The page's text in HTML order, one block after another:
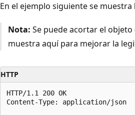
En el ejemplo siguiente se muestra
Nota: Se puede acortar el
muestra aquí para mejorar la
HTTP
HTTP/1.1 200 OK
Content-Type: application/json